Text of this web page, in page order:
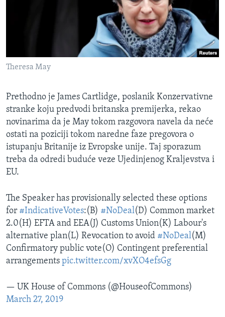
Theresa May
Prethodno je James Cartlidge, poslanik Konzervativne
stranke koju predvodi britanska premijerka, rekao
novinarima da je May tokom razgovora navela da neće
ostati na poziciji tokom naredne faze pregovora o
istupanju Britanije iz Evropske unije. Taj sporazum
treba da odredi buduće veze Ujedinjenog Kraljevstva i
EU.
The Speaker has provisionally selected these options
for #IndicativeVotes:(B) #NoDeal(D) Common market
2.0(H) EFTA and EEA(J) Customs Union(K) Labour's
alternative plan(L) Revocation to avoid #NoDeal(M)
Confirmatory public vote(O) Contingent preferential
arrangements pic.twitter.com/xvXO4efsGg
— UK House of Commons (@HouseofCommons)
March 27, 2019